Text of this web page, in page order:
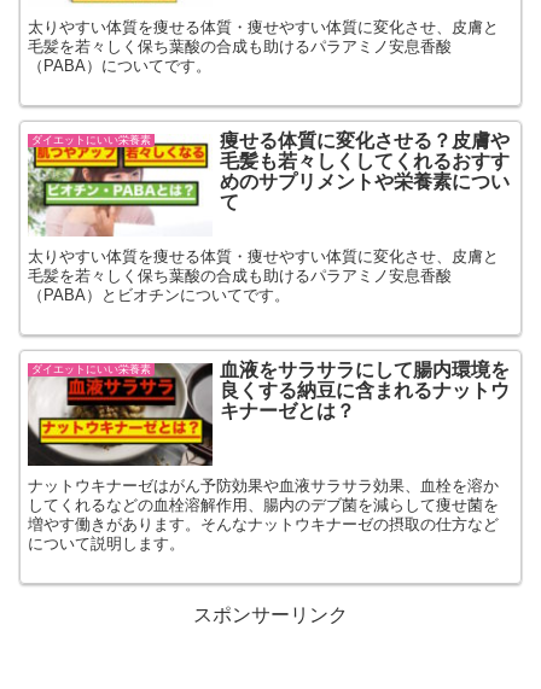
太りやすい体質を痩せる体質・痩せやすい体質に変化させ、皮膚と
毛髪を若々しく保ち葉酸の合成も助けるパラアミノ安息香酸
（PABA）についてです。
ダイエットにいい栄養素
痩せる体質に変化させる？皮膚や
毛髪も若々しくしてくれるおすす
めのサプリメントや栄養素につい
て
太りやすい体質を痩せる体質・痩せやすい体質に変化させ、皮膚と
毛髪を若々しく保ち葉酸の合成も助けるパラアミノ安息香酸
（PABA）とビオチンについてです。
ダイエットにいい栄養素
血液をサラサラにして腸内環境を
良くする納豆に含まれるナットウ
キナーゼとは？
ナットウキナーゼはがん予防効果や血液サラサラ効果、血栓を溶か
してくれるなどの血栓溶解作用、腸内のデブ菌を減らして痩せ菌を
増やす働きがあります。そんなナットウキナーゼの摂取の仕方など
について説明します。
スポンサーリンク